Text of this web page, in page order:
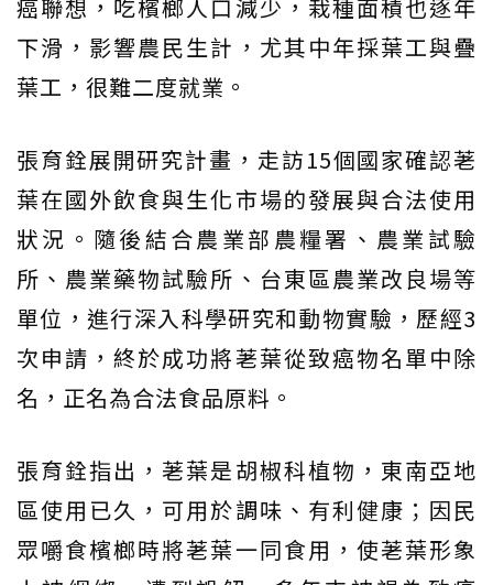
癌聯想，吃檳榔人口減少，栽種面積也逐年
下滑，影響農民生計，尤其中年採葉工與疊
葉工，很難二度就業。
張育銓展開研究計畫，走訪15個國家確認荖
葉在國外飲食與生化市場的發展與合法使用
狀況。隨後結合農業部農糧署、農業試驗
所、農業藥物試驗所、台東區農業改良場等
單位，進行深入科學研究和動物實驗，歷經3
次申請，終於成功將荖葉從致癌物名單中除
名，正名為合法食品原料。
張育銓指出，荖葉是胡椒科植物，東南亞地
區使用已久，可用於調味、有利健康；因民
眾嚼食檳榔時將荖葉一同食用，使荖葉形象